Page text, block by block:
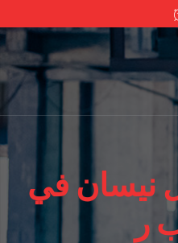
نيسان في
ر